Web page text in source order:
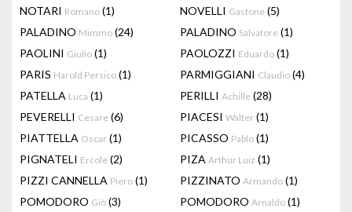
NOTARI Romano (1) NOVELLI Gastone (5)
PALADINO Mimmo (24) PALADINO Salvatore (1)
PAOLINI Giulio (1) PAOLOZZI Eduardo (1)
PARIS Harold Persico (1) PARMIGGIANI Claudio (4)
PATELLA Luca (1) PERILLI Achille (28)
PEVERELLI Cesare (6) PIACESI Walter (1)
PIATTELLA Oscar (1) PICASSO Pablo (1)
PIGNATELI Ercole (2) PIZA Arthur Luiz (1)
PIZZI CANNELLA Piero (1) PIZZINATO Armando (1)
POMODORO Giò (3) POMODORO Arnaldo (1)